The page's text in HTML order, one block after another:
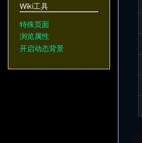
Wiki工具
特殊页面
浏览属性
开启动态背景